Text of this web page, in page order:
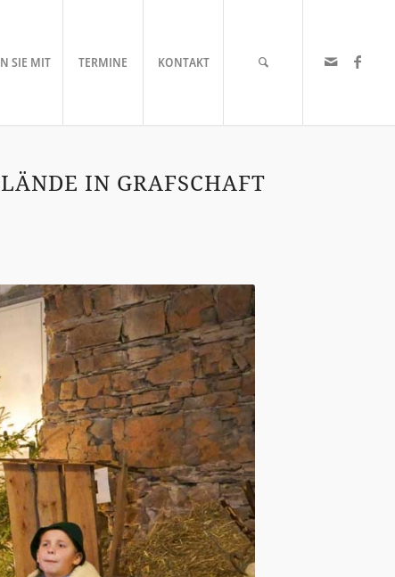
SIE MIT TERMINE KONTAKT
IN GRAFSCHAFT